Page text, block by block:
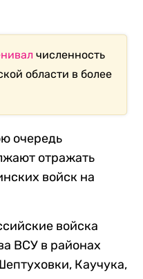
численность
области в более
очередь
отражать
войск на
войска
ВСУ в районах
Каучука,